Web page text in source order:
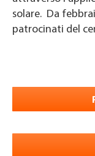
solare. Da
patrocinati del